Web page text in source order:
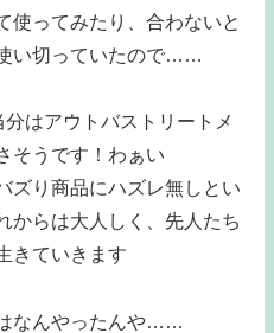
使ってみたり、合わないと
い切っていたので……
はアウトバストリートメ
そうです！わぁい
ズり商品にハズレ無しとい
からは大人しく、先人たち
きていきます
なんやったんや……